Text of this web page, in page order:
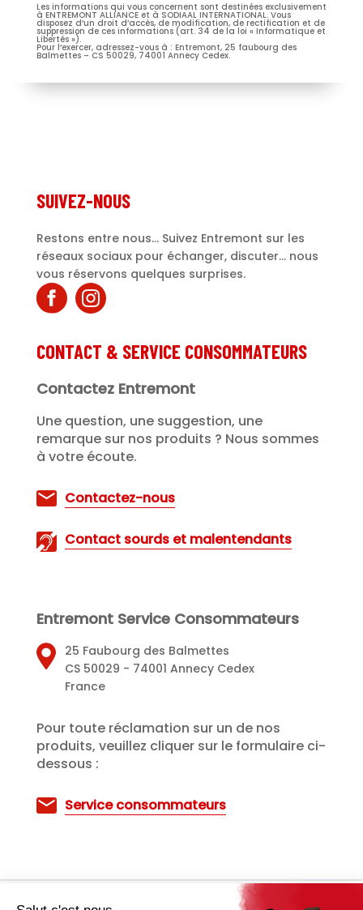
M. Mme
Prénom
Entremont*(Nécessaire)
Les informations qui vous concernent sont destinées exclusivement
à ENTREMONT ALLIANCE et à SODIAAL INTERNATIONAL. Vous
disposez d’un droit d’accès, de modification, de rectification et de
suppression de ces informations (art. 34 de la loi « Informatique et
Libertés »).
Pour l’exercer, adressez-vous à : Entremont, 25 faubourg des
Balmettes – CS 50029, 74001 Annecy Cedex.
SUIVEZ-NOUS
Restons entre nous... Suivez Entremont sur les
réseaux sociaux pour échanger, discuter... nous
vous réservons quelques surprises.
CONTACT & SERVICE CONSOMMATEURS
Contactez Entremont
Une question, une suggestion, une
remarque sur nos produits ? Nous sommes
à votre écoute.
Contactez-nous
Contact sourds et malentendants
Entremont Service Consommateurs
25 Faubourg des Balmettes
CS 50029 - 74001 Annecy Cedex
France
Pour toute réclamation sur un de nos
produits, veuillez cliquer sur le formulaire ci-
dessous :
Service consommateurs